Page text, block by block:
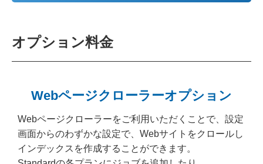
オプション料金
Webページクローラーオプション
Webページクローラーをご利用いただくことで、設定
画面からのわずかな設定で、Webサイトをクロールし
インデックスを作成することができます。